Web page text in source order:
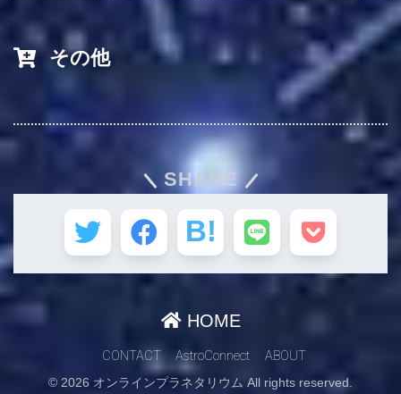
その他
SHARE
HOME
CONTACT AstroConnect ABOUT
© 2026 オンラインプラネタリウム All rights reserved.